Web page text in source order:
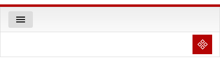
menu
NULL